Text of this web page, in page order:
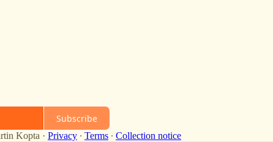
Subscribe
Kopta · Privacy ∙ Terms ∙ Collection notice